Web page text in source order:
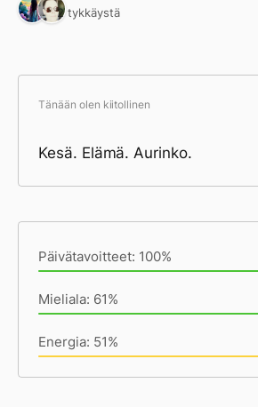
2 tykkäystä
Tänään olen kiitollinen
Kesä. Elämä. Aurinko.
Päivätavoitteet: 100%
Mieliala: 61%
Energia: 51%
Päivä 13406